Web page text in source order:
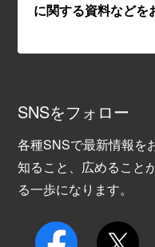
に関する資料などを
SNSをフォロー
各種SNSで最新情報を
知ること、広めること
る一歩になります。